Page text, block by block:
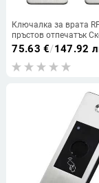
Ключалка за врата
пръстов отпечатък
контрол на достъпа
IP66 водоустойчив
на пръстови
75.63 €/147.92